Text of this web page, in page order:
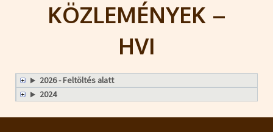
KÖZLEMÉNYEK –
HVI
2026 - Feltöltés alatt
2024